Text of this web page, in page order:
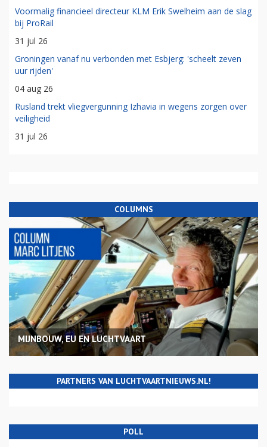
Voormalig financieel directeur KLM Erik Swelheim aan de slag
bij ProRail
31 jul 26
Groningen vanaf nu verbonden met Esbjerg: 'scheelt zeven
uur rijden'
04 aug 26
Rusland trekt vliegvergunning Izhavia in wegens zorgen over
veiligheid
31 jul 26
COLUMNS
MIJNBOUW, EU EN LUCHTVAART
PARTNERS VAN LUCHTVAARTNIEUWS.NL!
POLL